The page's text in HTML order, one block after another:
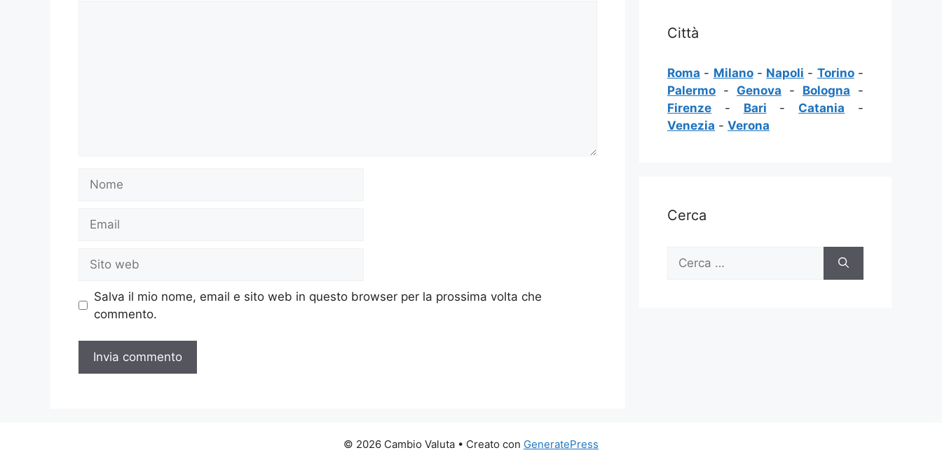
web
Salva il mio nome, email e sito web in questo browser per la prossima volta che
commento.
Città
Roma - Milano- Napoli - Torino-
Palermo - Genova - Bologna -
Firenze - Bari - Catania -
Venezia - Verona
Cerca
Ricerca
© 2026 Cambio Valuta • Creato con GeneratePress